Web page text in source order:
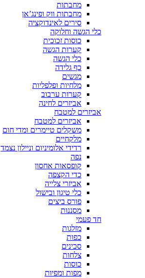
מחבתות
מחבתות ווק ופינג’אן
סירים לאינדוקציה
כלי הגשה וחלוקה
כוסות זכוכית
קערות הגשה
כלי הגשה
כף גלידה
מגשים
מלחיות ופלפליות
קערות ערבוב
אביזרים לחינה
אביזרים למטבח
אביזרים למטבח
משקלים טיימרים ומדי חום
מלקחיים
רדידי אלומיניום וניילון נצמד
נפה
קופסאות אחסון
כדי הקצפה
אביזרי צלייה
כלי טיגון ובישול
פורס ביצים
מסננות
חד פעמי
מזלגות
כפות
סכינים
צלחות
כוסות
מפות ומפיות